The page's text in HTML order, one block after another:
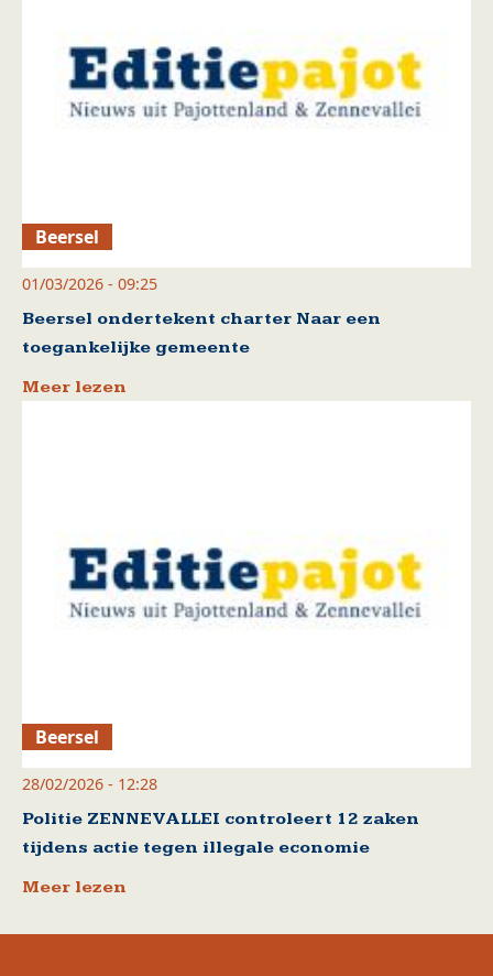
Beersel
01/03/2026 - 09:25
Beersel ondertekent charter Naar een
toegankelijke gemeente
Meer lezen
Beersel
28/02/2026 - 12:28
Politie ZENNEVALLEI controleert 12 zaken
tijdens actie tegen illegale economie
Meer lezen